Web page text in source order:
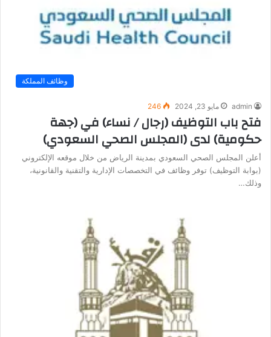
وظائف المملكة
admin مايو 23, 2024 246
فتح باب التوظيف (رجال / نساء) في (جهة
حكومية) لدى (المجلس الصحي السعودي)
أعلن المجلس الصحي السعودي بمدينة الرياض من خلال موقعه الإلكتروني
(بوابة التوظيف) توفر وظائف في التخصصات الإدارية والتقنية والقانونية،
وذلك…